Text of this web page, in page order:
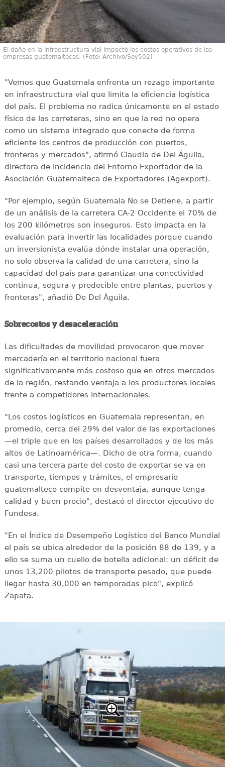
El daño en la infraestructura vial impactó los costos operativos de las
empresas guatemaltecas. (Foto: Archivo/Soy502)
"Vemos que Guatemala enfrenta un rezago importante
en infraestructura vial que limita la eficiencia logística
del país. El problema no radica únicamente en el estado
físico de las carreteras, sino en que la red no opera
como un sistema integrado que conecte de forma
eficiente los centros de producción con puertos,
fronteras y mercados", afirmó Claudia de Del Águila,
directora de Incidencia del Entorno Exportador de la
Asociación Guatemalteca de Exportadores (Agexport).
"Por ejemplo, según Guatemala No se Detiene, a partir
de un análisis de la carretera CA-2 Occidente el 70% de
los 200 kilómetros son inseguros. Esto impacta en la
evaluación para invertir las localidades porque cuando
un inversionista evalúa dónde instalar una operación,
no solo observa la calidad de una carretera, sino la
capacidad del país para garantizar una conectividad
continua, segura y predecible entre plantas, puertos y
fronteras", añadió De Del Águila.
Sobrecostos y desaceleración
Las dificultades de movilidad provocaron que mover
mercadería en el territorio nacional fuera
significativamente más costoso que en otros mercados
de la región, restando ventaja a los productores locales
frente a competidores internacionales.
"Los costos logísticos en Guatemala representan, en
promedio, cerca del 29% del valor de las exportaciones
—el triple que en los países desarrollados y de los más
altos de Latinoamérica—. Dicho de otra forma, cuando
casi una tercera parte del costo de exportar se va en
transporte, tiempos y trámites, el empresario
guatemalteco compite en desventaja, aunque tenga
calidad y buen precio", destacó el director ejecutivo de
Fundesa.
"En el Índice de Desempeño Logístico del Banco Mundial
el país se ubica alrededor de la posición 88 de 139, y a
ello se suma un cuello de botella adicional: un déficit de
unos 13,200 pilotos de transporte pesado, que puede
llegar hasta 30,000 en temporadas pico", explicó
Zapata.